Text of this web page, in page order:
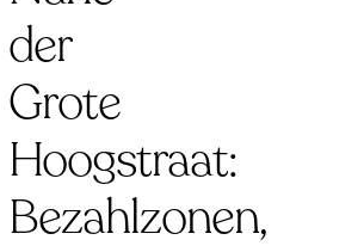
der
Grote
Hoogstraat:
Bezahlzonen,